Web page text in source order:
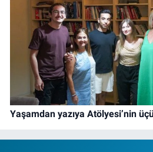
Yaşamdan yazıya Atölyesi’nin